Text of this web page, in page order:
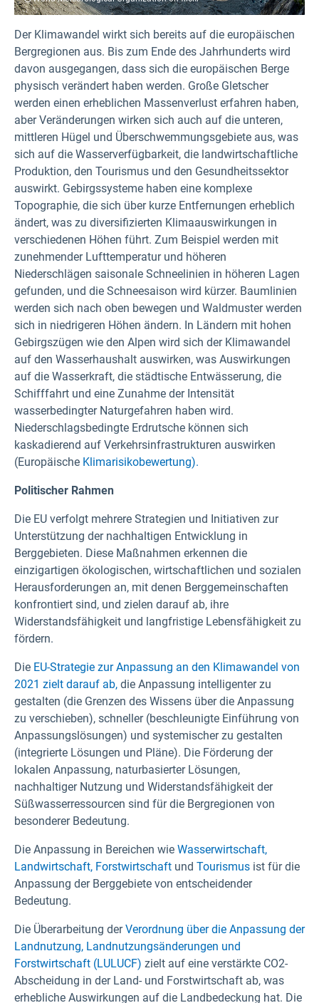
Der Klimawandel wirkt sich bereits auf die europäischen
Bergregionen aus. Bis zum Ende des Jahrhunderts wird
davon ausgegangen, dass sich die europäischen Berge
physisch verändert haben werden. Große Gletscher
werden einen erheblichen Massenverlust erfahren haben,
aber Veränderungen wirken sich auch auf die unteren,
mittleren Hügel und Überschwemmungsgebiete aus, was
sich auf die Wasserverfügbarkeit, die landwirtschaftliche
Produktion, den Tourismus und den Gesundheitssektor
auswirkt. Gebirgssysteme haben eine komplexe
Topographie, die sich über kurze Entfernungen erheblich
ändert, was zu diversifizierten Klimaauswirkungen in
verschiedenen Höhen führt. Zum Beispiel werden mit
zunehmender Lufttemperatur und höheren
Niederschlägen saisonale Schneelinien in höheren Lagen
gefunden, und die Schneesaison wird kürzer. Baumlinien
werden sich nach oben bewegen und Waldmuster werden
sich in niedrigeren Höhen ändern. In Ländern mit hohen
Gebirgszügen wie den Alpen wird sich der Klimawandel
auf den Wasserhaushalt auswirken, was Auswirkungen
auf die Wasserkraft, die städtische Entwässerung, die
Schifffahrt und eine Zunahme der Intensität
wasserbedingter Naturgefahren haben wird.
Niederschlagsbedingte Erdrutsche können sich
kaskadierend auf Verkehrsinfrastrukturen auswirken
(Europäische Klimarisikobewertung).
Politischer Rahmen
Die EU verfolgt mehrere Strategien und Initiativen zur
Unterstützung der nachhaltigen Entwicklung in
Berggebieten. Diese Maßnahmen erkennen die
einzigartigen ökologischen, wirtschaftlichen und sozialen
Herausforderungen an, mit denen Berggemeinschaften
konfrontiert sind, und zielen darauf ab, ihre
Widerstandsfähigkeit und langfristige Lebensfähigkeit zu
fördern.
Die EU-Strategie zur Anpassung an den Klimawandel von
2021 zielt darauf ab, die Anpassung intelligenter zu
gestalten (die Grenzen des Wissens über die Anpassung
zu verschieben), schneller (beschleunigte Einführung von
Anpassungslösungen) und systemischer zu gestalten
(integrierte Lösungen und Pläne). Die Förderung der
lokalen Anpassung, naturbasierter Lösungen,
nachhaltiger Nutzung und Widerstandsfähigkeit der
Süßwasserressourcen sind für die Bergregionen von
besonderer Bedeutung.
Die Anpassung in Bereichen wie Wasserwirtschaft,
Landwirtschaft, Forstwirtschaft und Tourismus ist für die
Anpassung der Berggebiete von entscheidender
Bedeutung.
Die Überarbeitung derVerordnung über die Anpassung der
Landnutzung, Landnutzungsänderungen und
Forstwirtschaft (LULUCF) zielt auf eine verstärkte CO2-
Abscheidung in der Land- und Forstwirtschaft ab, was
erhebliche Auswirkungen auf die Landbedeckung hat. Die